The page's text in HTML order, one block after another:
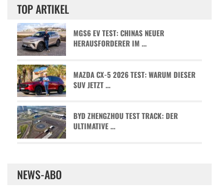
TOP ARTIKEL
MGS6 EV TEST: CHINAS NEUER
HERAUSFORDERER IM …
MAZDA CX-5 2026 TEST: WARUM DIESER
SUV JETZT …
BYD ZHENGZHOU TEST TRACK: DER
ULTIMATIVE …
NEWS-ABO